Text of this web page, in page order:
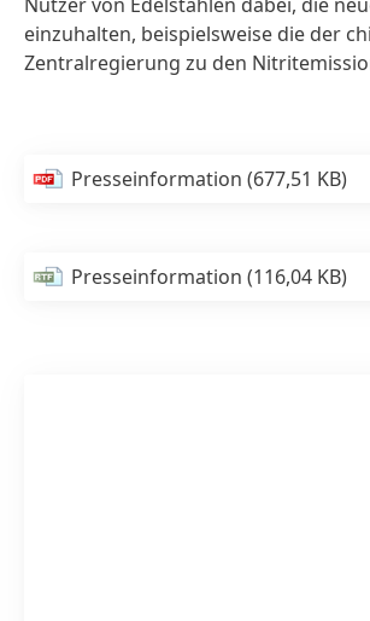
einzuhalten, beispielsweise die der
Zentralregierung zu den
Presseinformation(677,51 KB)
Presseinformation(116,04 KB)